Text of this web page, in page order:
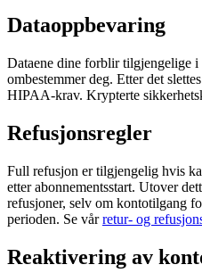
Dataoppbevaring
Dataene dine forblir tilgjengelige
ombestemmer deg. Etter det
HIPAA-krav. Krypterte
Refusjonsregler
Full refusjon er tilgjengelig hvis
etter abonnementsstart. Utover
refusjoner, selv om kontotilgang
perioden. Se vårretur- og
Reaktivering av